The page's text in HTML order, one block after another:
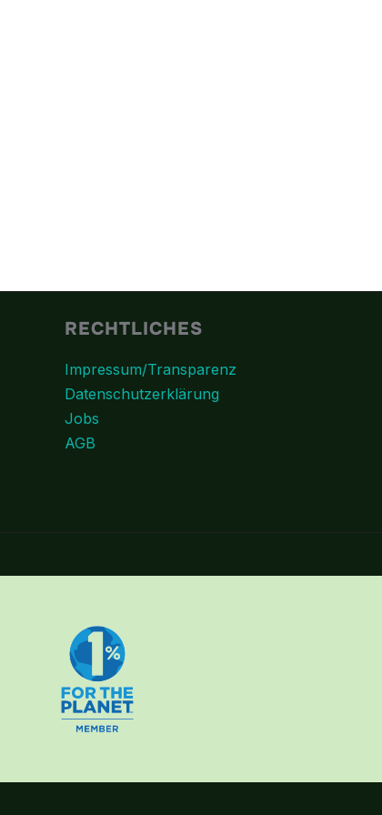
RECHTLICHES
Impressum/Transparenz
Datenschutzerklärung
Jobs
AGB